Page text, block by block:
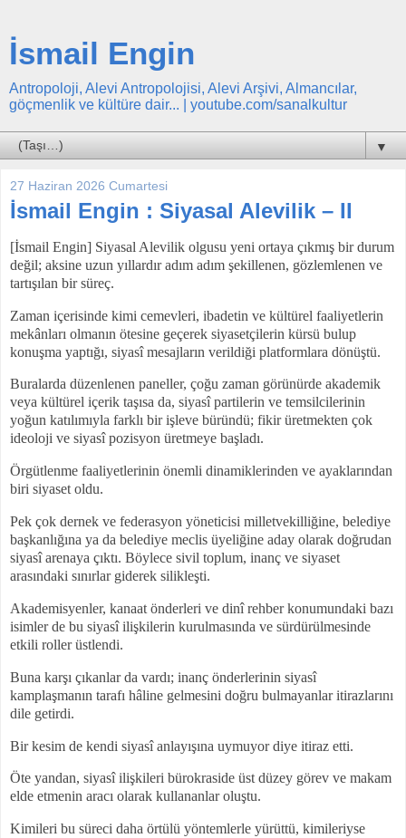
İsmail Engin
Antropoloji, Alevi Antropolojisi, Alevi Arşivi, Almancılar,
göçmenlik ve kültüre dair... | youtube.com/sanalkultur
▼
27 Haziran 2026 Cumartesi
İsmail Engin : Siyasal Alevilik – II
[İsmail Engin] Siyasal Alevilik olgusu yeni ortaya çıkmış bir durum
değil; aksine uzun yıllardır adım adım şekillenen, gözlemlenen ve
tartışılan bir süreç.
Zaman içerisinde kimi cemevleri, ibadetin ve kültürel faaliyetlerin
mekânları olmanın ötesine geçerek siyasetçilerin kürsü bulup
konuşma yaptığı, siyasî mesajların verildiği platformlara dönüştü.
Buralarda düzenlenen paneller, çoğu zaman görünürde akademik
veya kültürel içerik taşısa da, siyasî partilerin ve temsilcilerinin
yoğun katılımıyla farklı bir işleve büründü; fikir üretmekten çok
ideoloji ve siyasî pozisyon üretmeye başladı.
Örgütlenme faaliyetlerinin önemli dinamiklerinden ve ayaklarından
biri siyaset oldu.
Pek çok dernek ve federasyon yöneticisi milletvekilliğine, belediye
başkanlığına ya da belediye meclis üyeliğine aday olarak doğrudan
siyasî arenaya çıktı. Böylece sivil toplum, inanç ve siyaset
arasındaki sınırlar giderek silikleşti.
Akademisyenler, kanaat önderleri ve dinî rehber konumundaki bazı
isimler de bu siyasî ilişkilerin kurulmasında ve sürdürülmesinde
etkili roller üstlendi.
Buna karşı çıkanlar da vardı; inanç önderlerinin siyasî
kamplaşmanın tarafı hâline gelmesini doğru bulmayanlar itirazlarını
dile getirdi.
Bir kesim de kendi siyasî anlayışına uymuyor diye itiraz etti.
Öte yandan, siyasî ilişkileri bürokraside üst düzey görev ve makam
elde etmenin aracı olarak kullananlar oluştu.
Kimileri bu süreci daha örtülü yöntemlerle yürüttü, kimileriyse